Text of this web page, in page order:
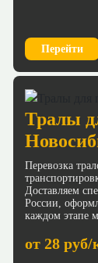
Перейти
Тралы
Перевозка
Доставляем
России,
каждом этапе
от 28